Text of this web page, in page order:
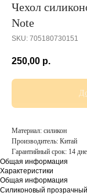
Чехол
Note
SKU: 705180730151
250,00 р.
Материал: силикон
Производитель: Китай
Гарантийный срок: 14
Общая информация
Характеристики
Общая информация
Силиконовый